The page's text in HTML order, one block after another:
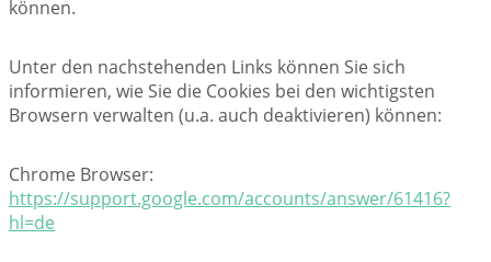
können.
Unter den nachstehenden Links können Sie sich
informieren, wie Sie die Cookies bei den wichtigsten
Browsern verwalten (u.a. auch deaktivieren) können:
Chrome Browser:
https://support.google.com/accounts/answer/61416?
hl=de